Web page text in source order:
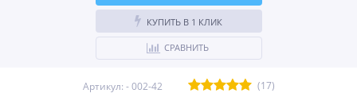
КУПИТЬ В 1 КЛИК
СРАВНИТЬ
Артикул: -002-42
(17)